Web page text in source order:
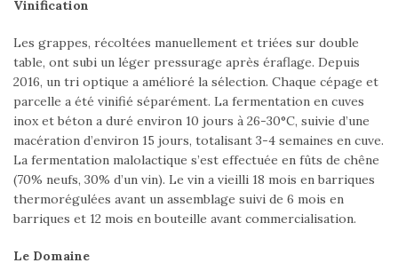
Vinification
Les grappes, récoltées manuellement et triées sur double
table, ont subi un léger pressurage après éraflage. Depuis
2016, un tri optique a amélioré la sélection. Chaque cépage et
parcelle a été vinifié séparément. La fermentation en cuves
inox et béton a duré environ 10 jours à 26-30°C, suivie d’une
macération d’environ 15 jours, totalisant 3-4 semaines en cuve.
La fermentation malolactique s’est effectuée en fûts de chêne
(70% neufs, 30% d’un vin). Le vin a vieilli 18 mois en barriques
thermorégulées avant un assemblage suivi de 6 mois en
barriques et 12 mois en bouteille avant commercialisation.
Le Domaine